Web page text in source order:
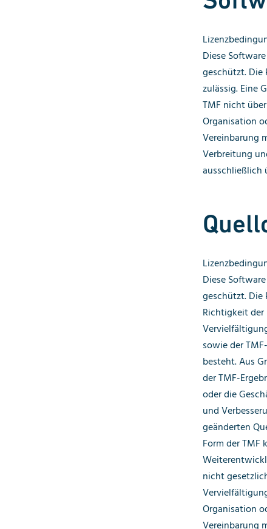
Diese
geschützt. Die
zulässig. Eine
TMF nicht
Organisation
Vereinbarung
Verbreitung
ausschließlich
Diese
geschützt. Die
Richtigkeit
sowie der
besteht. Aus
der TMF-
oder die
und
geänderten
Form der
nicht
Organisation